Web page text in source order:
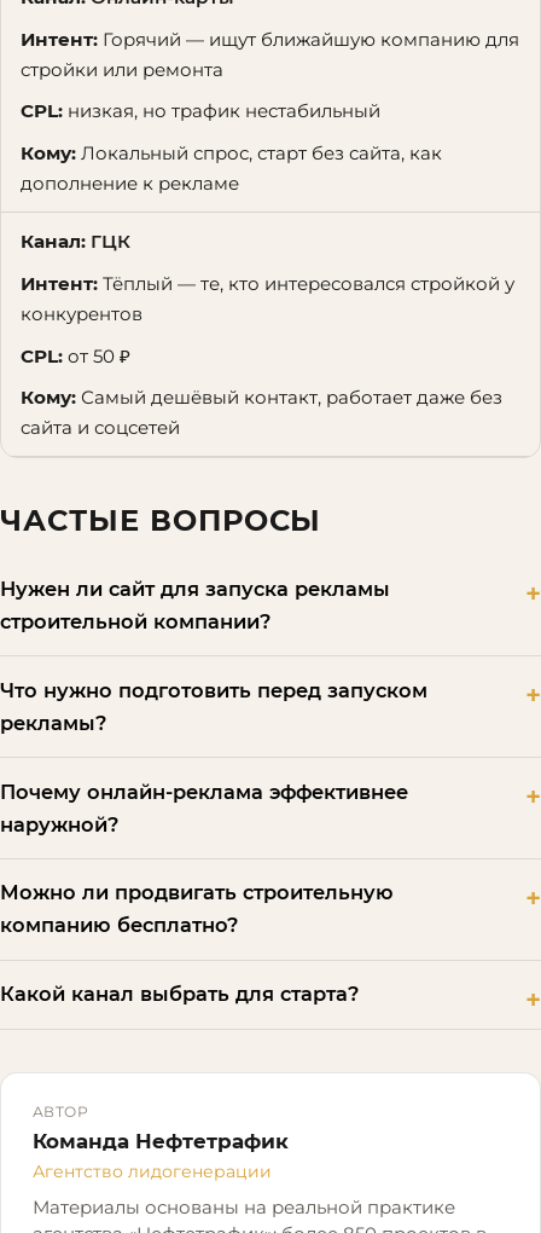
Горячий — ищут ближайшую компанию для
стройки или ремонта
низкая, но трафик нестабильный
Локальный спрос, старт без сайта, как
дополнение к рекламе
ГЦК
Тёплый — те, кто интересовался стройкой у
конкурентов
от 50 ₽
Самый дешёвый контакт, работает даже без
сайта и соцсетей
ЧАСТЫЕ ВОПРОСЫ
Нужен ли сайт для запуска рекламы
строительной компании?
Что нужно подготовить перед запуском
рекламы?
Почему онлайн-реклама эффективнее
наружной?
Можно ли продвигать строительную
компанию бесплатно?
Какой канал выбрать для старта?
АВТОР
Команда Нефтетрафик
Агентство лидогенерации
Материалы основаны на реальной практике